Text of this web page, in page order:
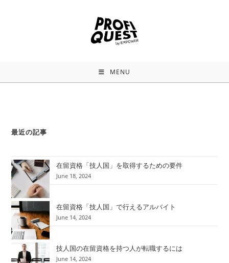
MENU
最近の記事
在留資格「技人国」を取得するための要件
June 18, 2024
在留資格「技人国」で行えるアルバイト
June 14, 2024
技人国の在留資格を持つ人が転職するには
June 14, 2024